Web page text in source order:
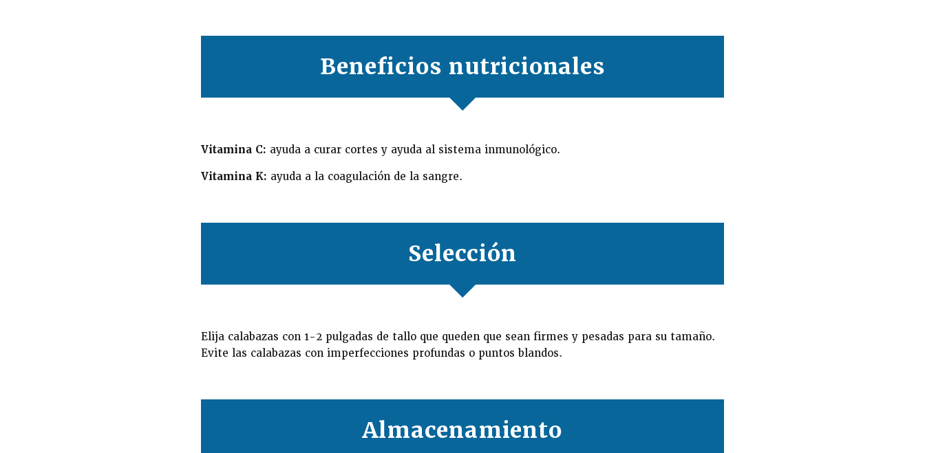
Beneficios nutricionales
Vitamina C: ayuda a curar cortes y ayuda al sistema inmunológico.
Vitamina K: ayuda a la coagulación de la sangre.
Selección
Elija calabazas con 1-2 pulgadas de tallo que queden que sean firmes y pesadas para su tamaño.
Evite las calabazas con imperfecciones profundas o puntos blandos.
Almacenamiento